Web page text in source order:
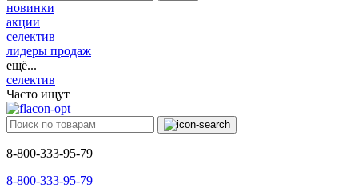
новинки
акции
селектив
лидеры продаж
ещё...
селектив
Часто ищут
8-800-333-95-79
8-800-333-95-79